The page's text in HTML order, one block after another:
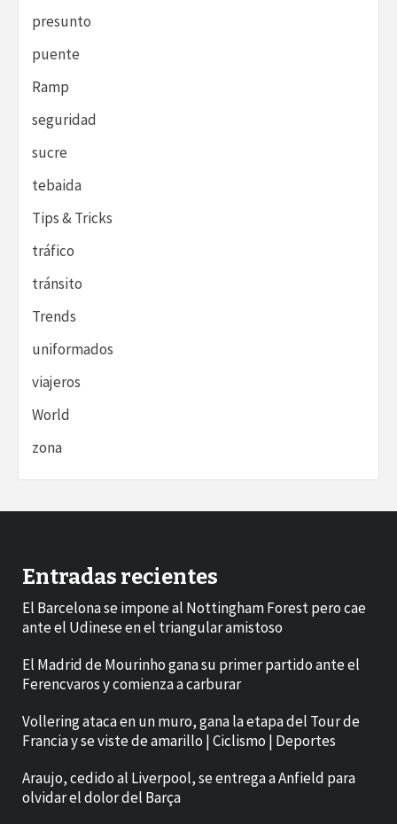
presunto
puente
Ramp
seguridad
sucre
tebaida
Tips & Tricks
tráfico
tránsito
Trends
uniformados
viajeros
World
zona
Entradas recientes
El Barcelona se impone al Nottingham Forest pero cae
ante el Udinese en el triangular amistoso
El Madrid de Mourinho gana su primer partido ante el
Ferencvaros y comienza a carburar
Vollering ataca en un muro, gana la etapa del Tour de
Francia y se viste de amarillo | Ciclismo | Deportes
Araujo, cedido al Liverpool, se entrega a Anfield para
olvidar el dolor del Barça